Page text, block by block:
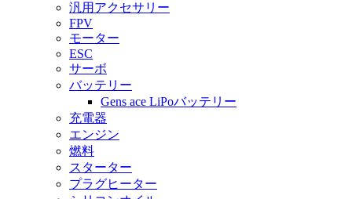
汎用アクセサリー
FPV
モーター
ESC
サーボ
バッテリー
Gens ace LiPoバッテリー
充電器
エンジン
燃料
スターター
プラグヒーター